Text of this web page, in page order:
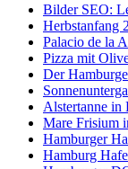
Bilder SEO:
Herbstanfang
Palacio de la
Pizza mit
Der
Alstertanne in
Mare Frisium
Hamburger
Hamburg